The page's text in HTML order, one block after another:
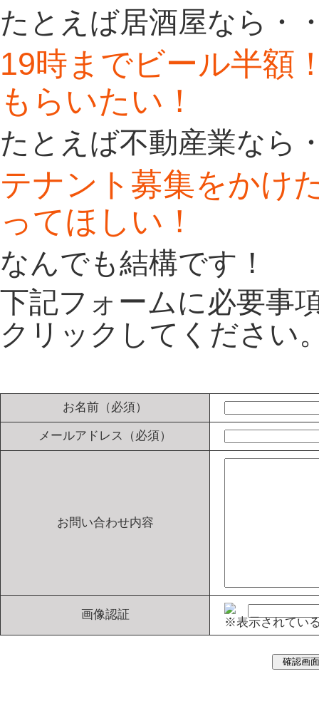
たとえば居酒屋なら・
19時までビール半額
もらいたい！
たとえば不動産業なら
テナント募集をかけ
ってほしい！
なんでも結構です！
下記フォームに必要事
クリックしてください
お名前（必須）
メールアドレス（必須）
お問い合わせ内容
画像認証
※表示されてい